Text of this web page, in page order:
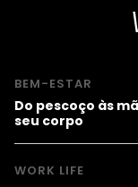
BEM-ESTAR
Do pescoço às
seu corpo
WORK LIFE